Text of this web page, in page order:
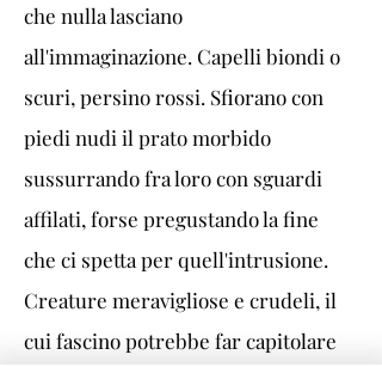
che nulla lasciano
all'immaginazione. Capelli biondi o
scuri, persino rossi. Sfiorano con
piedi nudi il prato morbido
sussurrando fra loro con sguardi
affilati, forse pregustando la fine
che ci spetta per quell'intrusione.
Creature meravigliose e crudeli, il
cui fascino potrebbe far capitolare